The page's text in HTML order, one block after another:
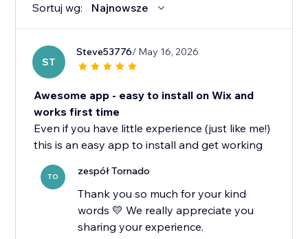
Sortuj wg: Najnowsze
ST
Steve53776/ May 16, 2026
Awesome app - easy to install on Wix and
works first time
Even if you have little experience (just like me!)
this is an easy app to install and get working
TO zespół Tornado
Thank you so much for your kind
words 💛 We really appreciate you
sharing your experience.